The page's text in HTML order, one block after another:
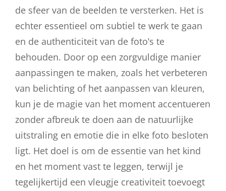
de sfeer van de beelden te versterken. Het is
echter essentieel om subtiel te werk te gaan
en de authenticiteit van de foto’s te
behouden. Door op een zorgvuldige manier
aanpassingen te maken, zoals het verbeteren
van belichting of het aanpassen van kleuren,
kun je de magie van het moment accentueren
zonder afbreuk te doen aan de natuurlijke
uitstraling en emotie die in elke foto besloten
ligt. Het doel is om de essentie van het kind
en het moment vast te leggen, terwijl je
tegelijkertijd een vleugje creativiteit toevoegt